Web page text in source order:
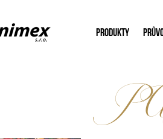
PRODUKTY